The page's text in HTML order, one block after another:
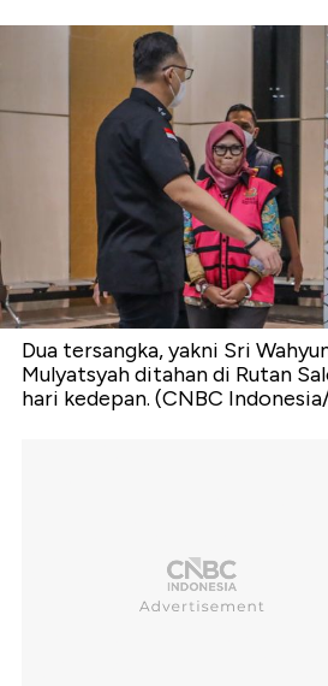
Dua tersangka, yakni Sri
Mulyatsyah ditahan di Rutan
hari kedepan. (CNBC